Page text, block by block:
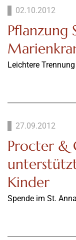
02.10.2012
Pflanzung
Leichtere
27.09.2012
Procter &
Kinder
Spende im St.